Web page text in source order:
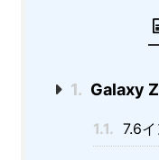
1. Galaxy
1.1. 7.6